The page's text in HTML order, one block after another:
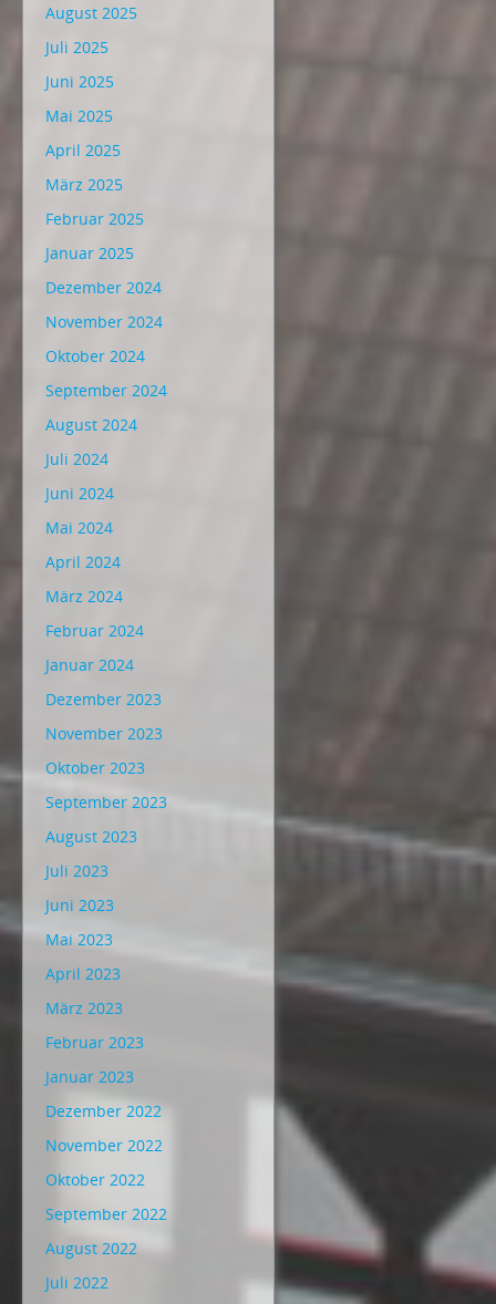
August 2025
Juli 2025
Juni 2025
Mai 2025
April 2025
März 2025
Februar 2025
Januar 2025
Dezember 2024
November 2024
Oktober 2024
September 2024
August 2024
Juli 2024
Juni 2024
Mai 2024
April 2024
März 2024
Februar 2024
Januar 2024
Dezember 2023
November 2023
Oktober 2023
September 2023
August 2023
Juli 2023
Juni 2023
Mai 2023
April 2023
März 2023
Februar 2023
Januar 2023
Dezember 2022
November 2022
Oktober 2022
September 2022
August 2022
Juli 2022